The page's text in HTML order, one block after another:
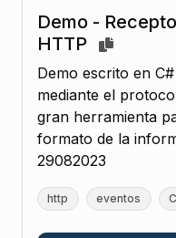
Demo -
HTTP
Demo escrito en
mediante el
gran herramienta
formato de la
29082023
http eventos